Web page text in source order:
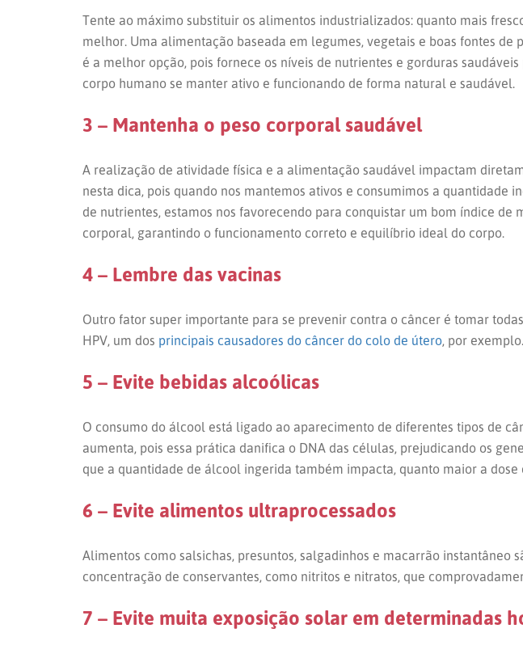
Tente ao máximo substituir os alimentos industrializados: quanto mais
melhor. Uma alimentação baseada em legumes, vegetais e boas fontes de
é a melhor opção, pois fornece os níveis de nutrientes e gorduras saudáveis
corpo humano se manter ativo e funcionando de forma natural e saudável.
3 – Mantenha o peso corporal saudável
A realização de atividade física e a alimentação saudável impactam
nesta dica, pois quando nos mantemos ativos e consumimos a quantidade
de nutrientes, estamos nos favorecendo para conquistar um bom índice de
corporal, garantindo o funcionamento correto e equilíbrio ideal do corpo.
4 – Lembre das vacinas
Outro fator super importante para se prevenir contra o câncer é tomar
HPV, um dos principais causadores do câncer do colo de útero, por exemplo.
5 – Evite bebidas alcoólicas
O consumo do álcool está ligado ao aparecimento de diferentes tipos de
aumenta, pois essa prática danifica o DNA das células, prejudicando os
que a quantidade de álcool ingerida também impacta, quanto maior a
6 – Evite alimentos ultraprocessados
Alimentos como salsichas, presuntos, salgadinhos e macarrão
concentração de conservantes, como nitritos e nitratos, que
7 – Evite muita exposição solar em determinadas